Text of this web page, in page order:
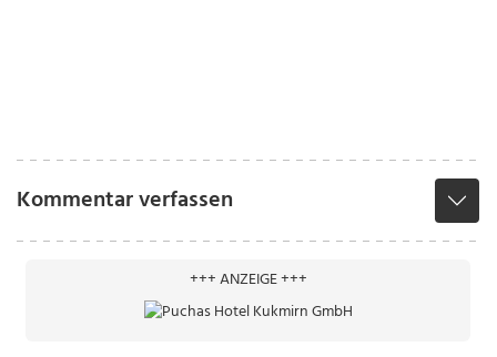
Kommentar verfassen
+++ ANZEIGE +++